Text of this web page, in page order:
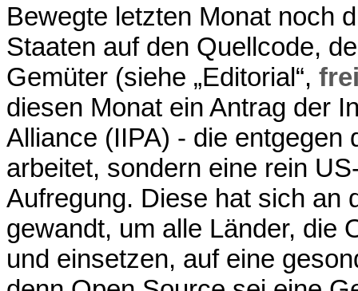
Bewegte letzten Monat noch
Staaten auf den Quellcode,
Gemüter (siehe „Editorial“,
diesen Monat ein Antrag der
Alliance (IIPA) - die entgegen
arbeitet, sondern eine rein
Aufregung. Diese hat sich an
gewandt, um alle Länder, die
und einsetzen, auf eine